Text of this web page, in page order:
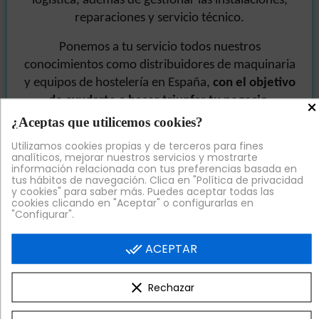
reparaciones y servicio técnico.
Ponemos a tu servicio todos nuestros
conocimientos como distribuidores de maquinaria
y equipos de hostelería en España, con el objetivo
de ayudarte a hacer triunfar tu negocio.
Verás que nuestra maquinaria ymenaje de cocina
procede de los mejores fabricantes y proveedores
nacionales y europeos, fruto de una exhaustiva
selección para que tu satisfacción esté asegurada.
Así, el rendimiento y la relación calidad precio
Te ayudamos a conseguir tus objetivos
profesionales: más de 1400 clientes en 7 años de
Hostelería UNO™
×
¿Aceptas que utilicemos cookies?
Utilizamos cookies propias y de terceros para fines
analíticos, mejorar nuestros servicios y mostrarte
información relacionada con tus preferencias basada en
tus hábitos de navegación. Clica en "Política de privacidad
y cookies" para saber más. Puedes aceptar todas las
cookies clicando en "Aceptar" o configurarlas en
"Configurar".
done_allACEPTAR
clear Rechazar